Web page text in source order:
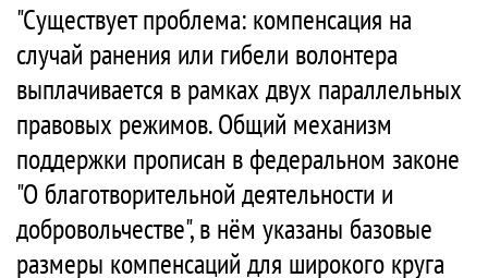
"Существует проблема: компенсация на
случай ранения или гибели волонтера
выплачивается в рамках двух параллельных
правовых режимов. Общий механизм
поддержки прописан в федеральном законе
"О благотворительной деятельности и
добровольчестве", в нём указаны базовые
размеры компенсаций для широкого круга